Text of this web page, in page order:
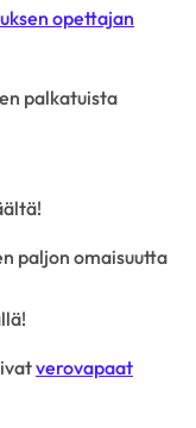
opettajan
palkatuista
paljon omaisuutta
verovapaat